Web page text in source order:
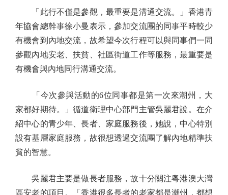
「此行不僅是參觀，最重要是溝通交流。」香港青
年協會總幹事徐小曼表示，參加交流團的同事平時較少
有機會到內地交流，故希望今次行程可以與同事們一同
參觀內地安老、扶貧、社區街道工作等服務，最重要是
有機會與內地同行溝通交流。
「今次參與活動的6位同事都是第一次來潮州，大
家都好期待。」循道衛理中心部門主管吳麗君說。在介
紹中心的青少年、長者、家庭服務後，她說，中心特別
設有基層家庭服務，故很想透過交流團了解內地精準扶
貧的智慧。
吳麗君主要是做長者服務，故十分關注粵港澳大灣
區安老的項目。「香港很多長者的老家都是潮州，都想